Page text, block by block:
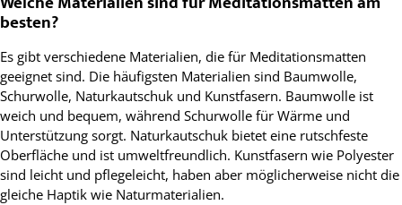
besten?
Es gibt verschiedene Materialien, die für Meditationsmatten
geeignet sind. Die häufigsten Materialien sind Baumwolle,
Schurwolle, Naturkautschuk und Kunstfasern. Baumwolle ist
weich und bequem, während Schurwolle für Wärme und
Unterstützung sorgt. Naturkautschuk bietet eine rutschfeste
Oberfläche und ist umweltfreundlich. Kunstfasern wie Polyester
sind leicht und pflegeleicht, haben aber möglicherweise nicht die
gleiche Haptik wie Naturmaterialien.